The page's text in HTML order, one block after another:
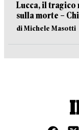
Lucca, il
sulla morte –
di Michele Masotti